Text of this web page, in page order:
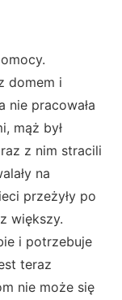
domem i
nie pracowała
mąż był
z nim stracili
na
przeżyły po
większy.
i potrzebuje
teraz
nie może się